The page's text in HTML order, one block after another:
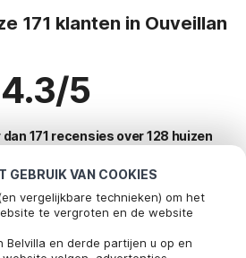
GEBRUIK VAN COOKIES
vergelijkbare technieken) om het
te vergroten en de website
Belvilla en derde partijen u op en
171 klanten in Ouveillan
4.3/5
171 recensies over 128 huizen
bestemmingen voor
Bel om te boeken